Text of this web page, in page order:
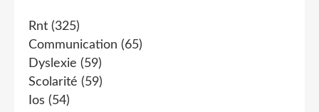
Rnt (325)
Communication (65)
Dyslexie (59)
Scolarité (59)
Ios (54)